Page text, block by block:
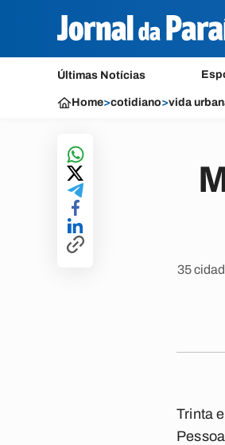
Últimas Notícias
Home>cotidiano>vida
35
Trinta